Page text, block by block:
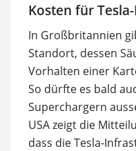
Kosten für
In Großbritannien
Standort, dessen
Vorhalten einer
So dürfte es bald
Superchargern
USA zeigt die
dass die Tesla-